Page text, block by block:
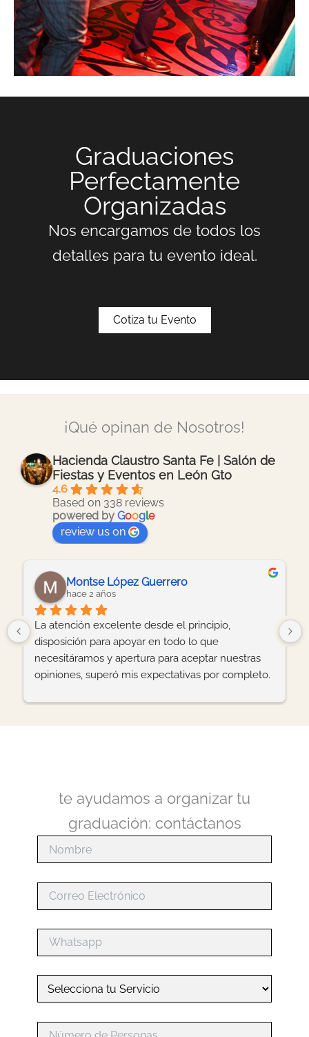
Graduaciones
Perfectamente
Organizadas
Nos encargamos de todos los
detalles para tu evento ideal.
Cotiza tu Evento
¡Qué opinan de Nosotros!
Hacienda Claustro Santa Fe | Salón de
Fiestas y Eventos en León Gto
4.6
Based on 338 reviews
powered by Google
review us on
Montse López Guerrero
hace 2 años
La atención excelente desde el principio,
disposición para apoyar en todo lo que
necesitáramos y apertura para aceptar nuestras
opiniones, superó mis expectativas por completo.
te ayudamos a organizar tu
graduación: contáctanos